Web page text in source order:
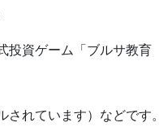
投資ゲーム「ブルサ教育
れています）などです。